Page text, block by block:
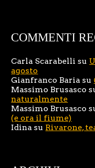
COMMENTI
Carla Scarabelli su
agosto
Gianfranco Baria su
Massimo Brusasco
naturalmente
Massimo Brusasco
(e ora il fiume)
Idina su Rivarone,